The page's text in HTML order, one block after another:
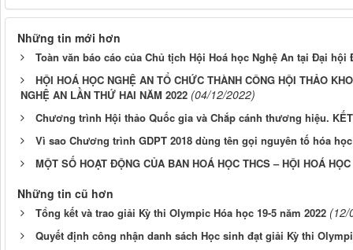
Những tin mới hơn
Toàn văn báo cáo của Chủ tịch Hội Hoá học Nghệ An tại Đại
HỘI HOÁ HỌC NGHỆ AN TỔ CHỨC THÀNH CÔNG HỘI THẢO
NGHỆ AN LẦN THỨ HAI NĂM 2022 (04/12/2022)
Chương trình Hội thảo Quốc gia và Chắp cánh thương hiệu. KẾT
Vì sao Chương trình GDPT 2018 dùng tên gọi nguyên tố hóa
MỘT SỐ HOẠT ĐỘNG CỦA BAN HOÁ HỌC THCS – HỘI HOÁ
Những tin cũ hơn
Tổng kết và trao giải Kỳ thi Olympic Hóa học 19-5 năm 2022 (12/
Quyết định công nhận danh sách Học sinh đạt giải Kỳ thi